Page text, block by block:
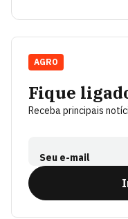
Fique
Receba principais
Seu e-mail
AGRO